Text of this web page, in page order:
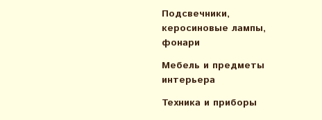
Подсвечники,
керосиновые лампы,
фонари
Мебель и предметы
интерьера
Техника и приборы